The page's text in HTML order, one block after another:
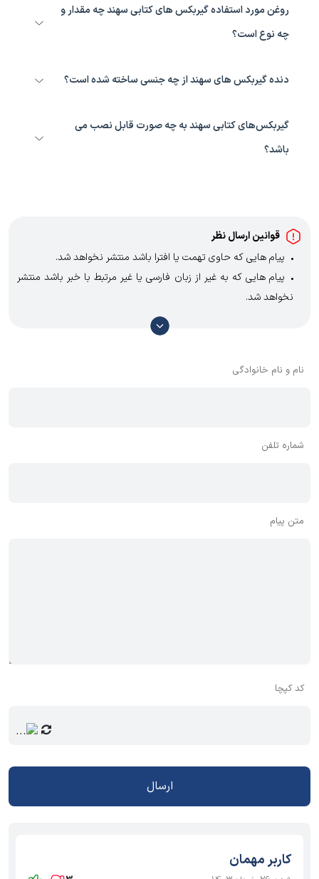
روغن مورد استفاده گیربکس های کتابی سهند چه مقدار و
چه نوع است؟
به سایز گیربکس مورد استفاده متغییر می باشد.
دنده گیربکس های سهند از چه جنسی ساخته شده است؟
گیربکس‌های کتابی سهند به چه صورت قابل نصب می
باشد؟
قوانین ارسال نظر
پیام هایی که حاوی تهمت یا افترا باشد منتشر نخواهد شد.
پیام هایی که به غیر از زبان فارسی یا غیر مرتبط با خبر باشد منتشر
نخواهد شد.
با توجه به آن که امکان موافقت یا مخالفت با محتوای نظرات وجود
دارد، معمولا نظراتی که محتوای مشابه دارند، انتشار نمی‌یابند بنابراین
نام و نام خانوادگی
شماره تلفن
متن پیام
کد کپچا
ارسال
کاربر مهمان